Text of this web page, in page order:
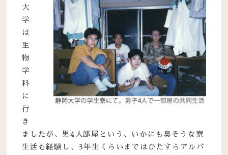
大
学
は
生
物
学
科
に
行
き
ましたが、男4人部屋という、いかにも臭そうな寮
生活も経験し、3年生くらいまではひたすらアルバ